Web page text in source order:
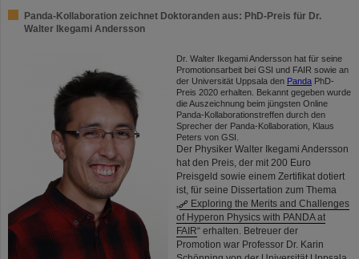
Panda-Kollaboration zeichnet Doktoranden aus: PhD-Preis für Dr.
Walter Ikegami Andersson
Dr. Walter Ikegami Andersson hat für seine
Promotionsarbeit bei GSI und FAIR sowie an
der Universität Uppsala den Panda PhD-
Preis 2020 erhalten. Bekannt gegeben wurde
die Auszeichnung beim jüngsten Online
Panda-Kollaborationstreffen durch den
Sprecher der Panda-Kollaboration, Klaus
Peters von GSI.
Der Physiker Walter Ikegami Andersson
hat den Preis, der mit 200 Euro
Preisgeld sowie einem Zertifikat dotiert
ist, für seine Dissertation zum Thema
„
Exploring the Merits and Challenges
of Hyperon Physics with PANDA at
FAIR“ erhalten. Betreuer der
Promotion war Professor Dr. Karin